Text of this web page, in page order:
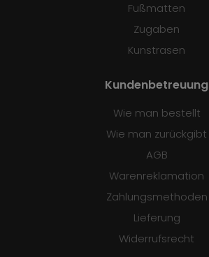
Fußmatten
Zugaben
Kunstrasen
Kundenbetreuung
Wie man bestellt
Wie man zurückgibt
AGB
Warenreklamation
Zahlungsmethoden
Lieferung
Widerrufsrecht